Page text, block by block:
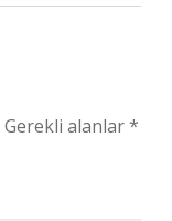
Gerekli alanlar*